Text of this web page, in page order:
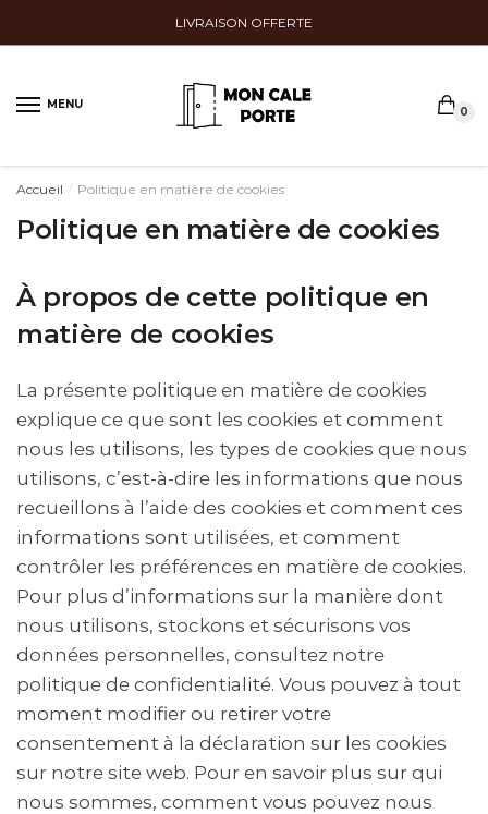
LIVRAISON OFFERTE
MENU
0
Accueil / Politique en matière de cookies
Politique en matière de cookies
À propos de cette politique en
matière de cookies
La présente politique en matière de cookies
explique ce que sont les cookies et comment
nous les utilisons, les types de cookies que nous
utilisons, c’est-à-dire les informations que nous
recueillons à l’aide des cookies et comment ces
informations sont utilisées, et comment
contrôler les préférences en matière de cookies.
Pour plus d’informations sur la manière dont
nous utilisons, stockons et sécurisons vos
données personnelles, consultez notre
politique de confidentialité. Vous pouvez à tout
moment modifier ou retirer votre
consentement à la déclaration sur les cookies
sur notre site web. Pour en savoir plus sur qui
nous sommes, comment vous pouvez nous